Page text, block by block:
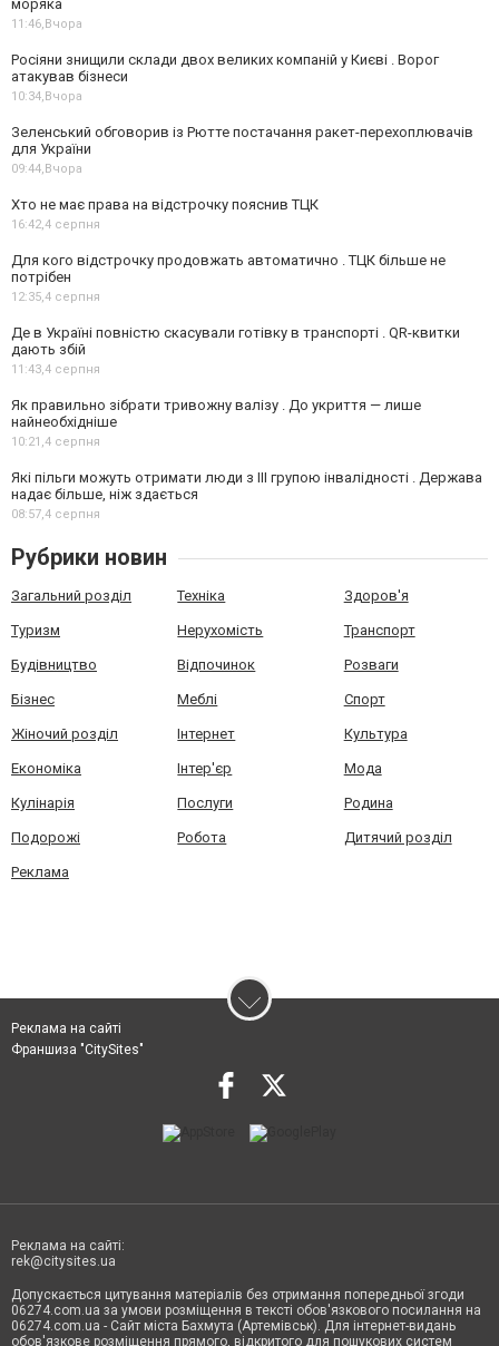
моряка
11:46,Вчора
Росіяни знищили склади двох великих компаній у Києві . Ворог
атакував бізнеси
10:34,Вчора
Зеленський обговорив із Рютте постачання ракет-перехоплювачів
для України
09:44,Вчора
Хто не має права на відстрочку пояснив ТЦК
16:42,4 серпня
Для кого відстрочку продовжать автоматично . ТЦК більше не
потрібен
12:35,4 серпня
Де в Україні повністю скасували готівку в транспорті . QR-квитки
дають збій
11:43,4 серпня
Як правильно зібрати тривожну валізу . До укриття — лише
найнеобхідніше
10:21,4 серпня
Які пільги можуть отримати люди з III групою інвалідності . Держава
надає більше, ніж здається
08:57,4 серпня
Рубрики новин
Загальний розділ Техніка Здоров'я
Туризм Нерухомість Транспорт
Будівництво Відпочинок Розваги
Бізнес Меблі Спорт
Жіночий розділ Інтернет Культура
Економіка Інтер'єр Мода
Кулінарія Послуги Родина
Подорожі Робота Дитячий розділ
Реклама
Реклама на сайті
Франшиза "CitySites"
Реклама на сайті:
rek@citysites.ua
Допускається цитування матеріалів без отримання попередньої згоди
06274.com.ua за умови розміщення в тексті обов'язкового посилання на
06274.com.ua - Сайт міста Бахмута (Артемівськ). Для інтернет-видань
обов'язкове розміщення прямого, відкритого для пошукових систем